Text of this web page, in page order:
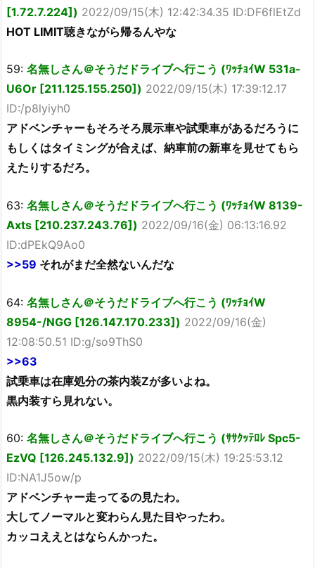
[1.72.7.224]) 2022/09/15(木) 12:42:34.35 ID:DF6flEtZd
HOT LIMIT聴きながら帰るんやな
59: 名無しさん＠そうだドライブへ行こう (ﾜｯﾁｮｲW 531a-
U6Or [211.125.155.250]) 2022/09/15(木) 17:39:12.17
ID:/p8lyiyh0
アドベンチャーもそろそろ展示車や試乗車があるだろうに
もしくはタイミングが合えば、納車前の新車を見せてもら
えたりするだろ。
63: 名無しさん＠そうだドライブへ行こう (ﾜｯﾁｮｲW 8139-
Axts [210.237.243.76]) 2022/09/16(金) 06:13:16.92
ID:dPEkQ9Ao0
>>59 それがまだ全然ないんだな
64: 名無しさん＠そうだドライブへ行こう (ﾜｯﾁｮｲW
8954-/NGG [126.147.170.233]) 2022/09/16(金)
12:08:50.51 ID:g/so9ThS0
>>63
試乗車は在庫処分の茶内装Zが多いよね。
黒内装すら見れない。
60: 名無しさん＠そうだドライブへ行こう (ｻｻｸｯﾃﾛﾚ Spc5-
EzVQ [126.245.132.9]) 2022/09/15(木) 19:25:53.12
ID:NA1J5ow/p
アドベンチャー走ってるの見たわ。
大してノーマルと変わらん見た目やったわ。
カッコええとはならんかった。